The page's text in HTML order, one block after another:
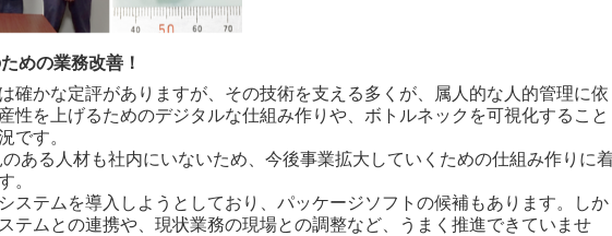
めの業務改善！
確かな定評がありますが、その技術を支える多くが、属人的な人的管理に依
性を上げるためのデジタルな仕組み作りや、ボトルネックを可視化すること
です。
ある人材も社内にいないため、今後事業拡大していくための仕組み作りに
。
ステムを導入しようとしており、パッケージソフトの候補もあります。しか
テムとの連携や、現状業務の現場との調整など、うまく推進できていませ